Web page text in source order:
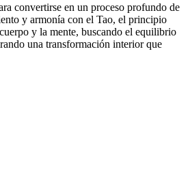
convertirse en un proceso profundo de
y armonía con el Tao, el principio
y la mente, buscando el equilibrio
una transformación interior que